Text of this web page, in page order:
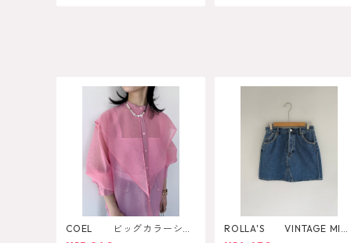
COEL ビッグカラーシア
ーシャツ
ROLLA'S VINTAGE MINI
DAZZLER